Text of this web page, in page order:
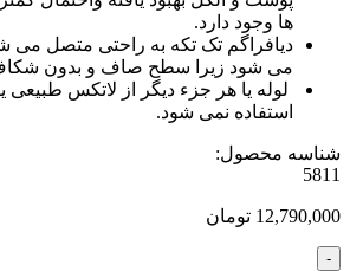
ها وجود دارد.
دیافراگم تک تکه به راحتی متصل می
می شود زیرا سطح صاف و بدون
لوله یا هر جزء دیگر از لاتکس طبیعی
استفاده نمی شود.
شناسه محصول:
5811
12,790,000 تومان